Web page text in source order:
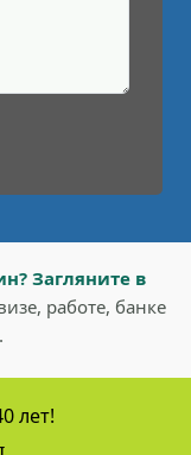
Загляните в
работе, банке
лет!